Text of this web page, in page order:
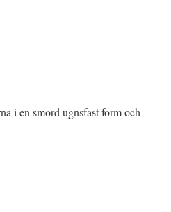
i en smord ugnsfast form och